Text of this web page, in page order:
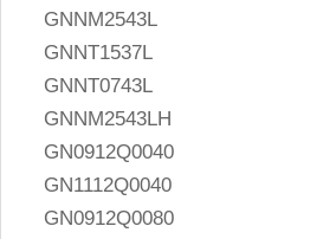
GNNM2543L
GNNT1537L
GNNT0743L
GNNM2543LH
GN0912Q0040
GN1112Q0040
GN0912Q0080